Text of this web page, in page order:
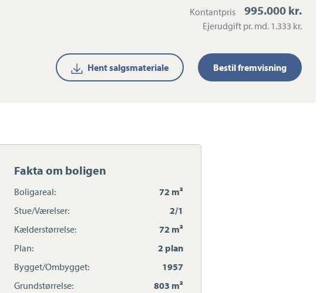
Kontantpris 995.000 kr.
Ejerudgift pr. md. 1.333 kr.
Hent salgsmateriale Bestil fremvisning
Fakta om boligen
Boligareal:
72 m²
Stue/Værelser:
2/1
Kælderstørrelse:
72 m²
Plan:
2 plan
Bygget/Ombygget:
1957
Grundstørrelse:
803 m²